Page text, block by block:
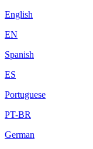
English
EN
Spanish
ES
Portuguese
PT-BR
German